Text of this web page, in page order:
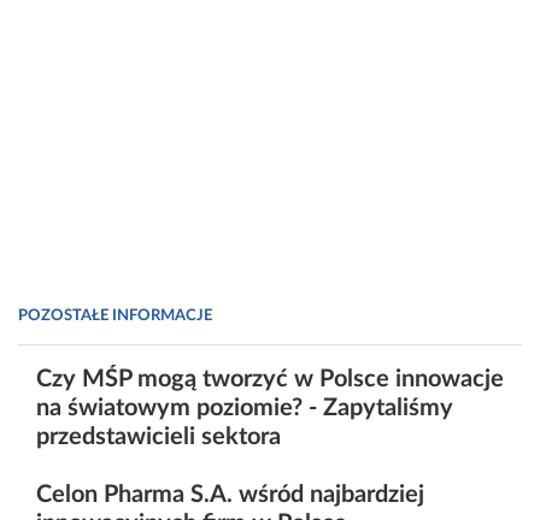
POZOSTAŁE INFORMACJE
Czy MŚP mogą tworzyć w Polsce innowacje
na światowym poziomie? - Zapytaliśmy
przedstawicieli sektora
Celon Pharma S.A. wśród najbardziej